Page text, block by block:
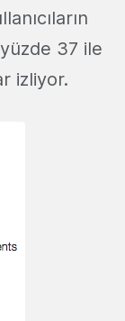
37 ile
izliyor.